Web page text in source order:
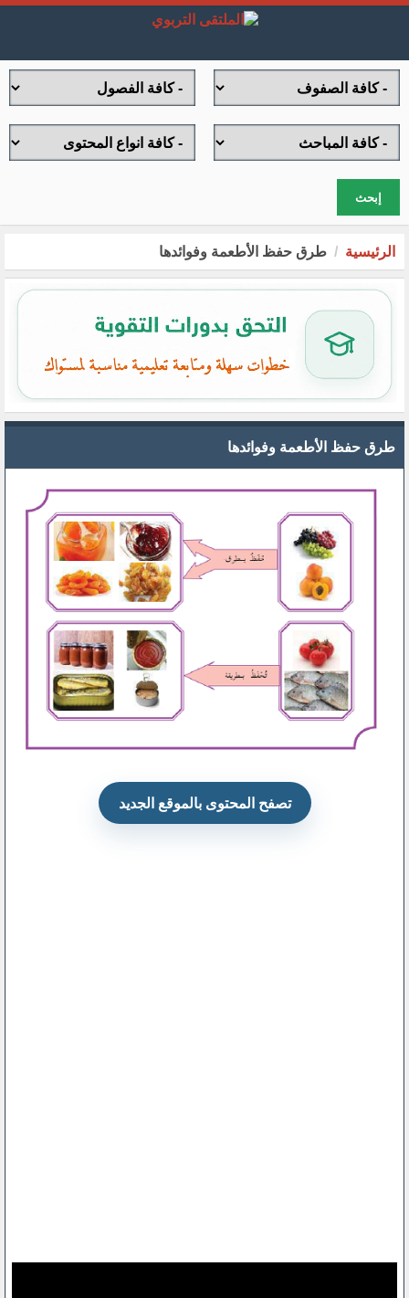
إبحث
الرئيسية طرق حفظ الأطعمة وفوائدها
طرق حفظ الأطعمة وفوائدها
تصفح المحتوى بالموقع الجديد